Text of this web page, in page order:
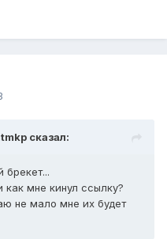
сказал:
брекет...
как мне кинул ссылку?
не мало мне их будет